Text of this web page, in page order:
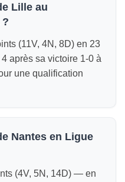
Lille au
?
(11V, 4N, 8D) en 23
après sa victoire 1-0 à
une qualification
Nantes en Ligue
(4V, 5N, 14D) — en